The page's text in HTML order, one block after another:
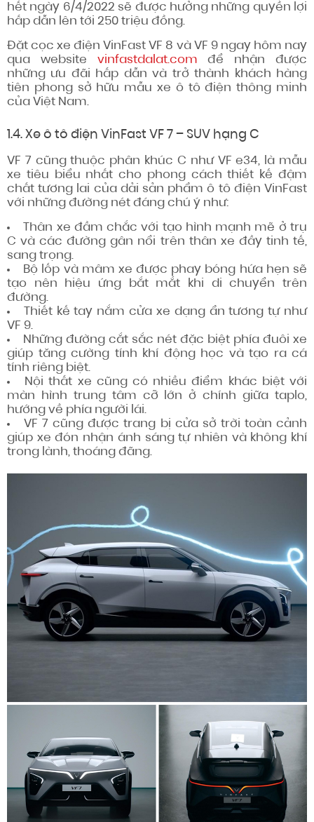
hết ngày 6/4/2022 sẽ được hưởng những quyền lợi
hấp dẫn lên tới 250 triệu đồng.
Đặt cọc xe điện VinFast VF 8 và VF 9 ngay hôm nay
qua website vinfastdalat.com để nhận được
những ưu đãi hấp dẫn và trở thành khách hàng
tiên phong sở hữu mẫu xe ô tô điện thông minh
của Việt Nam.
1.4. Xe ô tô điện VinFast VF 7 – SUV hạng C
VF 7 cũng thuộc phân khúc C như VF e34, là mẫu
xe tiêu biểu nhất cho phong cách thiết kế đậm
chất tương lai của dải sản phẩm ô tô điện VinFast
với những đường nét đáng chú ý như:
Thân xe đầm chắc với tạo hình mạnh mẽ ở trụ
C và các đường gân nổi trên thân xe đầy tinh tế,
sang trọng.
Bộ lốp và mâm xe được phay bóng hứa hẹn sẽ
tạo nên hiệu ứng bắt mắt khi di chuyển trên
đường.
Thiết kế tay nắm cửa xe dạng ẩn tương tự như
VF 9.
Những đường cắt sắc nét đặc biệt phía đuôi xe
giúp tăng cường tính khí động học và tạo ra cá
tính riêng biệt.
Nội thất xe cũng có nhiều điểm khác biệt với
màn hình trung tâm cỡ lớn ở chính giữa taplo,
hướng về phía người lái.
VF 7 cũng được trang bị cửa sở trời toàn cảnh
giúp xe đón nhận ánh sáng tự nhiên và không khí
trong lành, thoáng đãng.